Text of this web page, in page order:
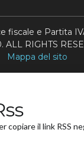
fiscale e Partita
ALL RIGHTS
Mappa del sito
copiare il link RSS